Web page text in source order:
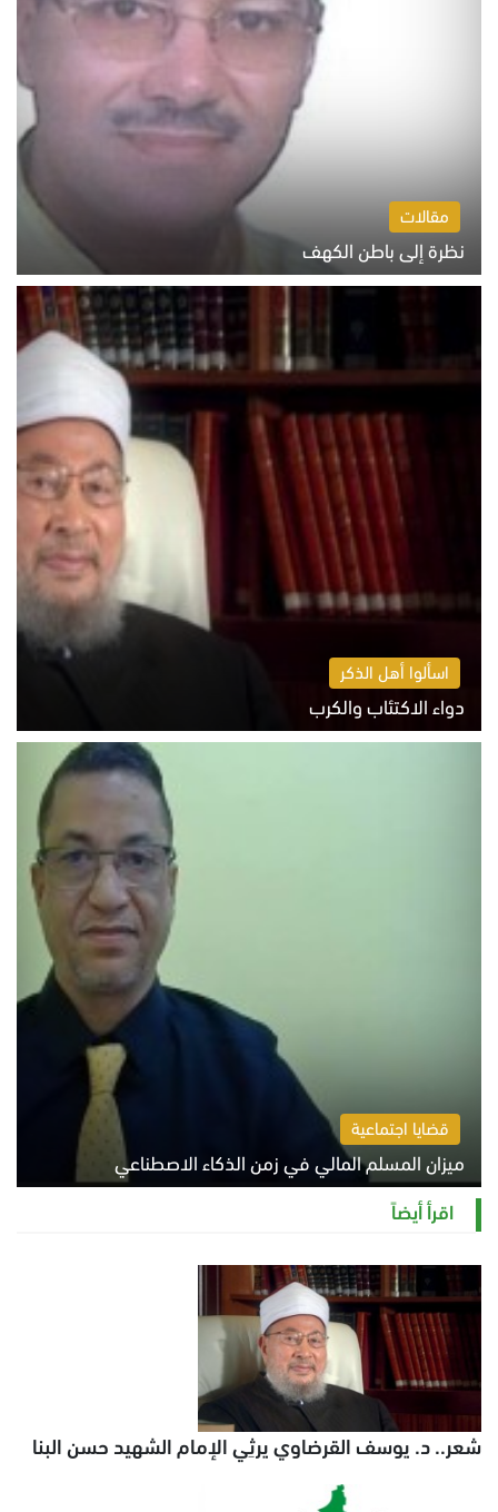
مقالات
نظرة إلى باطن الكهف
السبت 8 أغسطس 2026 11:04 ص
اسألوا أهل الذكر
دواء الاكتئاب والكرب
السبت 8 أغسطس 2026 10:54 ص
قضايا اجتماعية
ميزان المسلم المالي في زمن الذكاء الاصطناعي
السبت 8 أغسطس 2026 11:21 ص
اقرأ أيضاً
شعر.. د. يوسف القرضاوي يرثِي الإمام الشهيد حسن البنا